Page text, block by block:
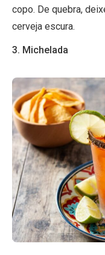
copo. De quebra,
cerveja escura.
3. Michelada